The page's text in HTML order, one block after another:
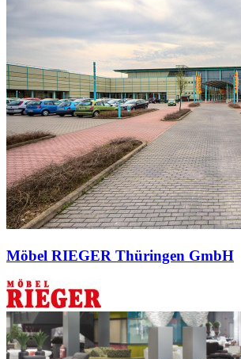
Möbel RIEGER Thüringen GmbH